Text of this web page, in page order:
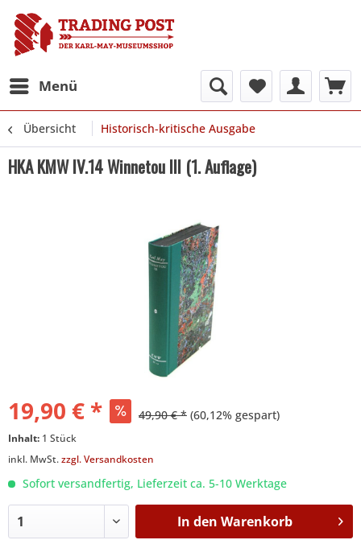
Menü
Übersicht Historisch-kritische Ausgabe
HKA KMW IV.14 Winnetou III (1. Auflage)
19,90 € * 49,90 € * (60,12% gespart)
Inhalt: 1 Stück
inkl. MwSt.zzgl. Versandkosten
Sofort versandfertig, Lieferzeit ca. 5-10 Werktage
In den Warenkorb